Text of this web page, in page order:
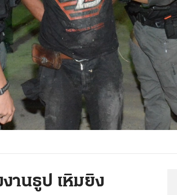
งานธูป เหิมยิง